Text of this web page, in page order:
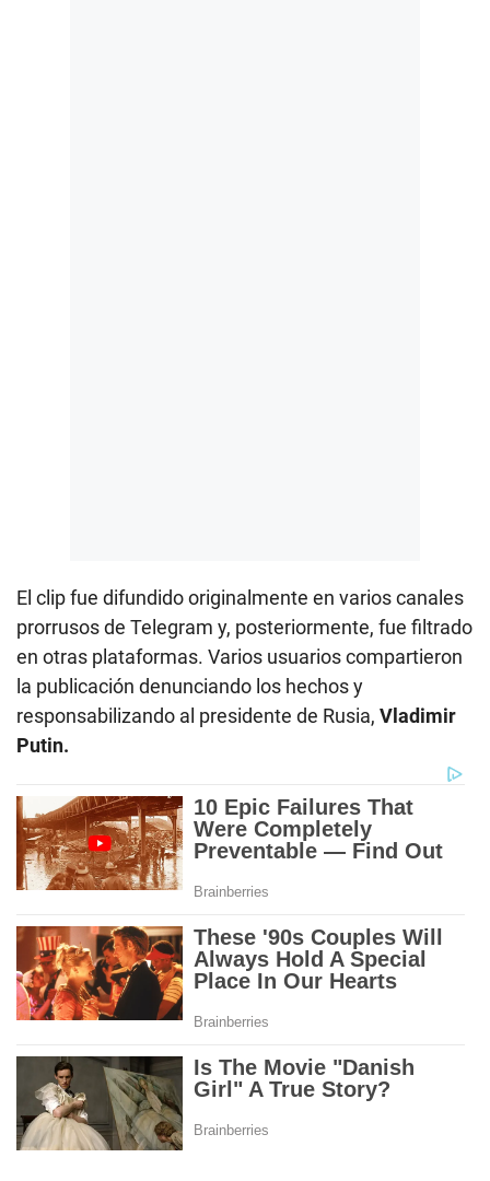
El clip fue difundido originalmente en varios canales
prorrusos de Telegram y, posteriormente, fue filtrado
en otras plataformas. Varios usuarios compartieron
la publicación denunciando los hechos y
responsabilizando al presidente de Rusia, Vladimir
Putin.